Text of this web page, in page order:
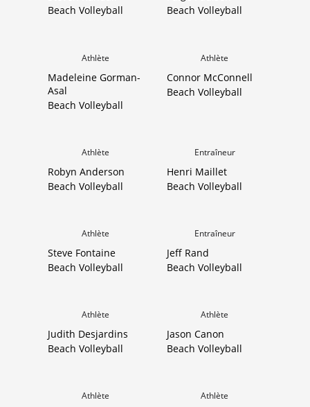
Beach Volleyball
Beach Volleyball
Athlète
Madeleine Gorman-
Asal
Beach Volleyball
Athlète
Connor McConnell
Beach Volleyball
Athlète
Robyn Anderson
Beach Volleyball
Entraîneur
Henri Maillet
Beach Volleyball
Athlète
Steve Fontaine
Beach Volleyball
Entraîneur
Jeff Rand
Beach Volleyball
Athlète
Judith Desjardins
Beach Volleyball
Athlète
Jason Canon
Beach Volleyball
Athlète Athlète